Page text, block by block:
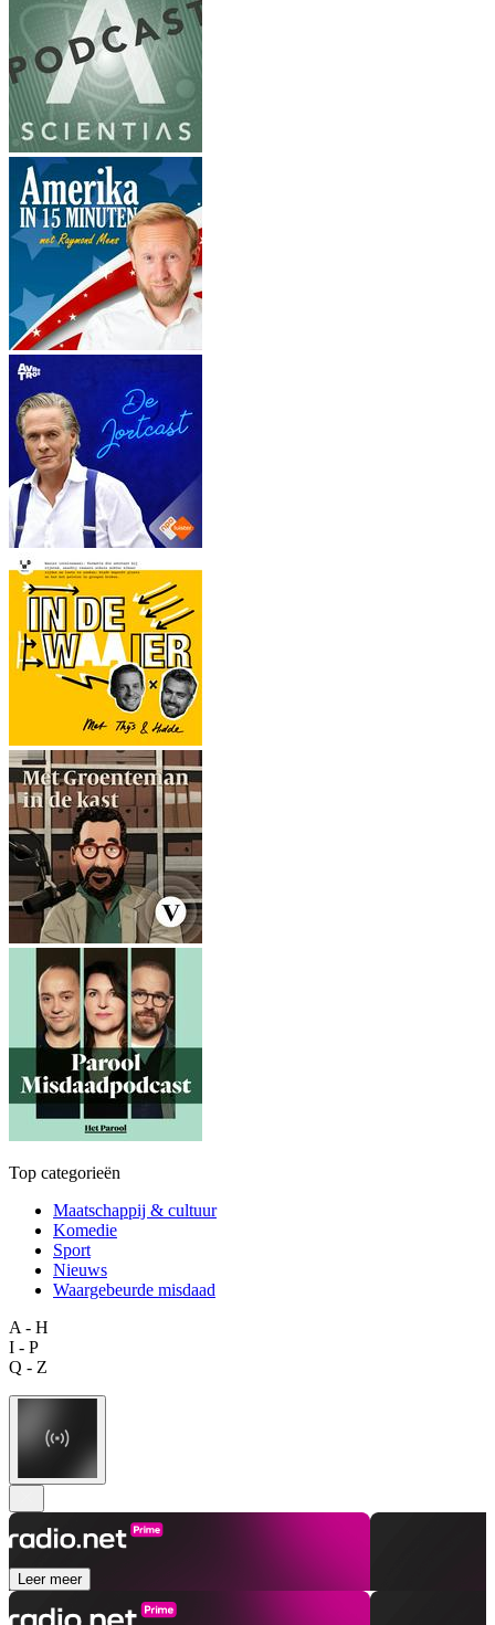
Top categorieën
Maatschappij & cultuur
Komedie
Sport
Nieuws
Waargebeurde misdaad
A - H
I - P
Q - Z
Leer meer